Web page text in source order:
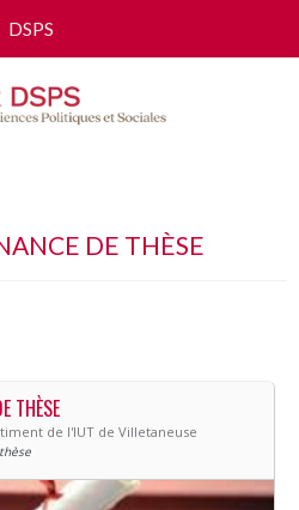
DE THÈSE
THÈSE
de l'IUT de Villetaneuse
DSPS